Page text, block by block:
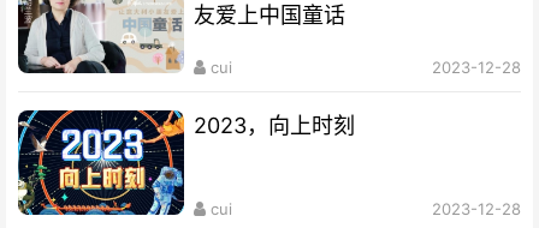
友爱上中国童话
cui 2023-12-28
2023，向上时刻
cui 2023-12-28